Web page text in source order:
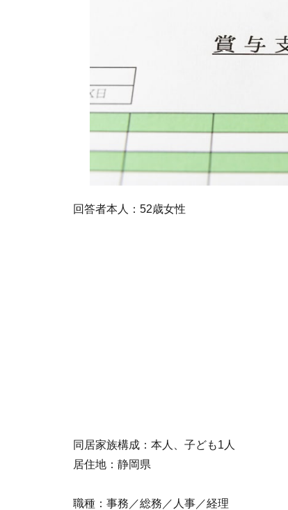
回答者本人：52歳女性
同居家族構成：本人、子ども1人
居住地：静岡県
職種：事務／総務／人事／経理